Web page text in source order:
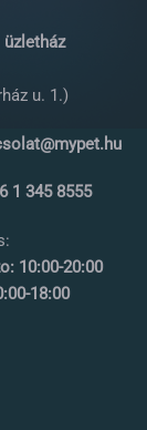
üzletház
u. 1.)
1 345 8555
10:00-20:00
18:00